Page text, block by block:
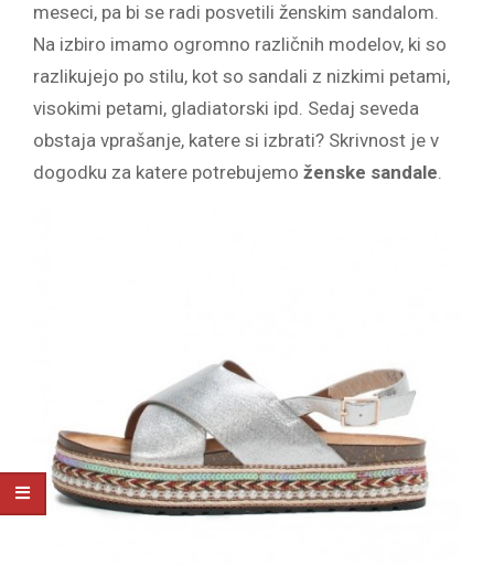
meseci, pa bi se radi posvetili ženskim sandalom.
Na izbiro imamo ogromno različnih modelov, ki so
razlikujejo po stilu, kot so sandali z nizkimi petami,
visokimi petami, gladiatorski ipd. Sedaj seveda
obstaja vprašanje, katere si izbrati? Skrivnost je v
dogodku za katere potrebujemo ženske sandale.